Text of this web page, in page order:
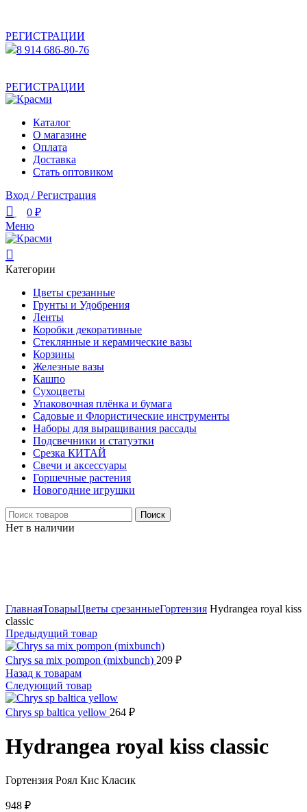
РЕГИСТРАЦИИ
8 914 686-80-76
РЕГИСТРАЦИИ
Каталог
О магазине
Оплата
Доставка
Стать оптовиком
Вход / Регистрация
0 ₽
Меню
Категории
Цветы срезанные
Грунты и Удобрения
Ленты
Коробки декоративные
Стеклянные и керамические вазы
Корзины
Железные вазы
Кашпо
Сухоцветы
Упаковочная плёнка и бумага
Садовые и Флористические инструменты
Наборы для выращивания рассады
Подсвечники и статуэтки
Срезка КИТАЙ
Свечи и аксессуары
Горшечные растения
Новогодние игрушки
Поиск
Нет в наличии
ГлавнаяТоварыЦветы срезанныеГортензия Hydrangea royal kiss
classic
Предыдущий товар
Chrys sa mix pompon (mixbunch) 209 ₽
Назад к товарам
Следующий товар
Chrys sp baltica yellow 264 ₽
Hydrangea royal kiss classic
Гортензия Роял Кис Класик
948 ₽